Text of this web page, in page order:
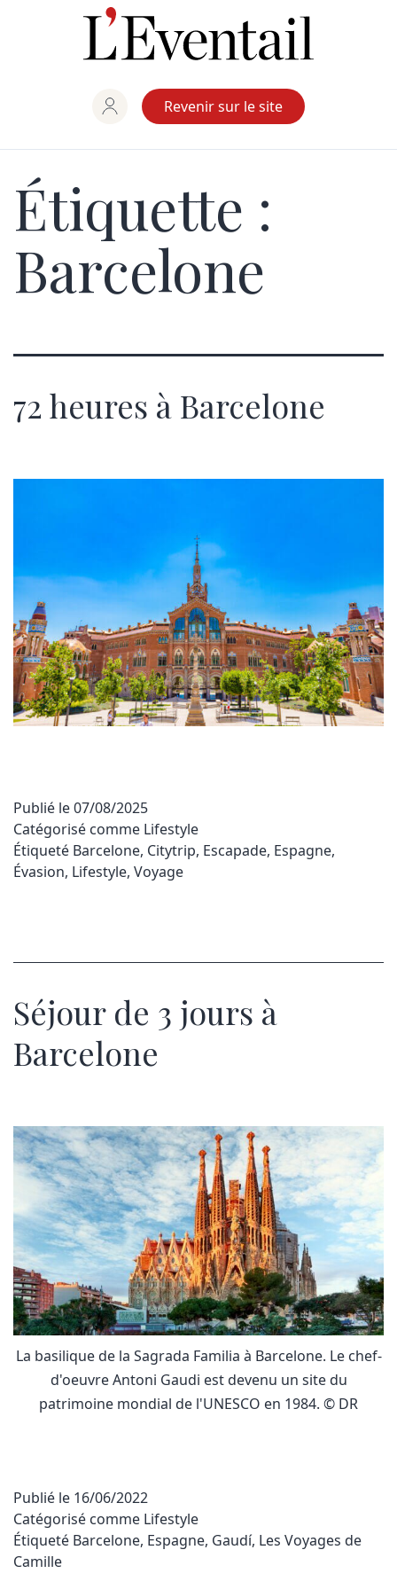
Revenir sur le site
Étiquette :
Barcelone
72 heures à Barcelone
Publié le07/08/2025
Catégorisé comme Lifestyle
Étiqueté Barcelone, Citytrip, Escapade, Espagne,
Évasion, Lifestyle, Voyage
Séjour de 3 jours à
Barcelone
La basilique de la Sagrada Familia à Barcelone. Le chef-
d'oeuvre Antoni Gaudi est devenu un site du
patrimoine mondial de l'UNESCO en 1984. © DR
Publié le 16/06/2022
Catégorisé comme Lifestyle
Étiqueté Barcelone, Espagne, Gaudí, Les Voyages de
Camille